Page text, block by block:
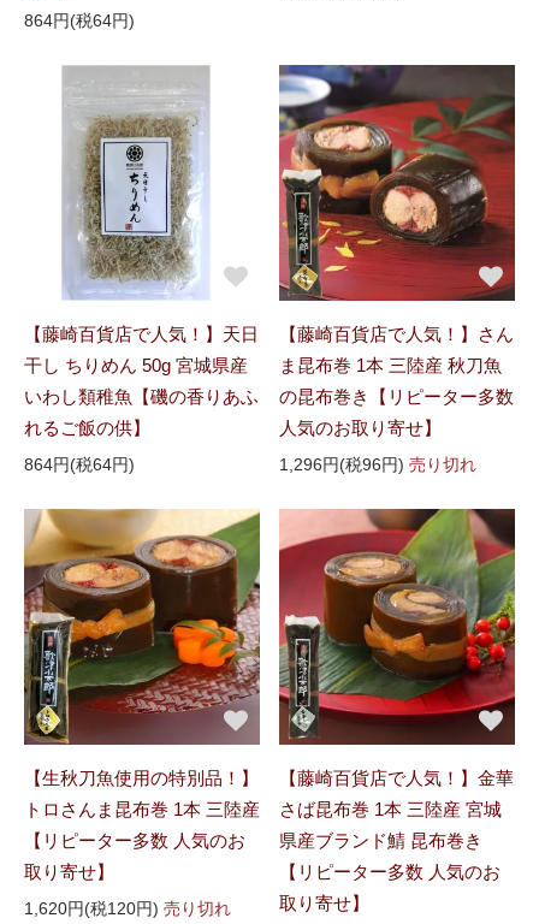
864円(税64円)
【藤崎百貨店で人気！】天日
干し ちりめん 50g 宮城県産
いわし類稚魚【磯の香りあふ
れるご飯の供】
864円(税64円)
【藤崎百貨店で人気！】さん
ま昆布巻 1本 三陸産 秋刀魚
の昆布巻き【リピーター多数
人気のお取り寄せ】
1,296円(税96円) 売り切れ
【生秋刀魚使用の特別品！】
トロさんま昆布巻 1本 三陸産
【リピーター多数 人気のお
取り寄せ】
1,620円(税120円) 売り切れ
【藤崎百貨店で人気！】金華
さば昆布巻 1本 三陸産 宮城
県産ブランド鯖 昆布巻き
【リピーター多数 人気のお
取り寄せ】